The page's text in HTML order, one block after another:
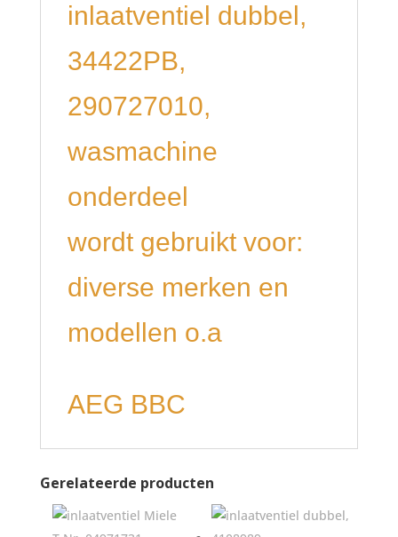
inlaatventiel dubbel,
34422PB,
290727010,
wasmachine
onderdeel
wordt gebruikt voor:
diverse merken en
modellen o.a
AEG BBC
Gerelateerde producten